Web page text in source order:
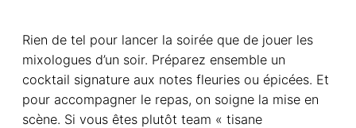
Rien de tel pour lancer la soirée que de jouer les
mixologues d’un soir. Préparez ensemble un
cocktail signature aux notes fleuries ou épicées. Et
pour accompagner le repas, on soigne la mise en
scène. Si vous êtes plutôt team « tisane